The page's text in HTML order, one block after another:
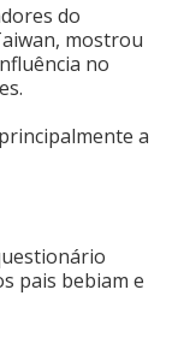
do
mostrou
no
a
pais bebiam e